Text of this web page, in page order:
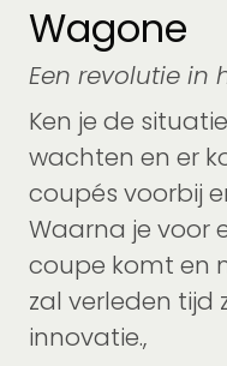
Wagone
Een revolutie in
Ken je de
wachten en er
coupés voorbij
Waarna je voor
coupe komt en
zal verleden tijd
innovatie.,